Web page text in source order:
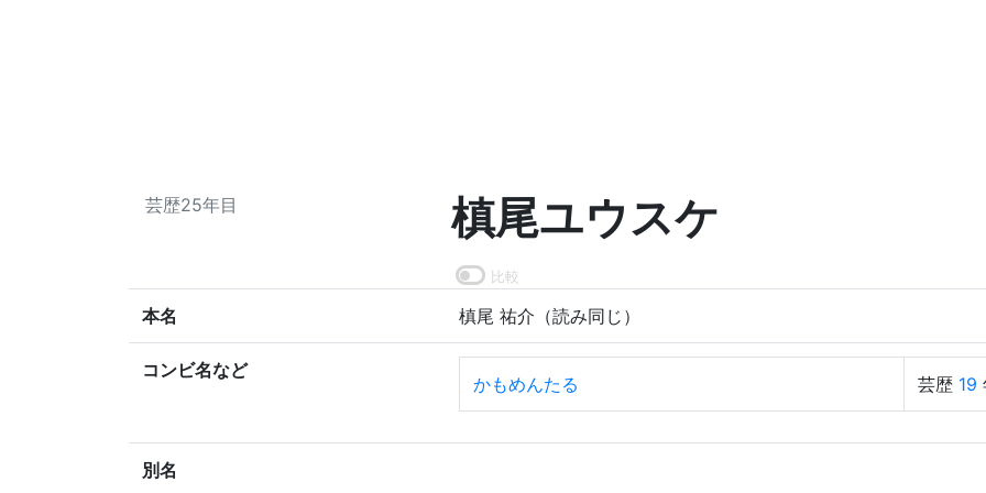
芸歴25年目 槙尾ユウスケ
比較
本名 槙尾 祐介（読み同じ）
コンビ名など
かもめんたる 芸歴 19
別名